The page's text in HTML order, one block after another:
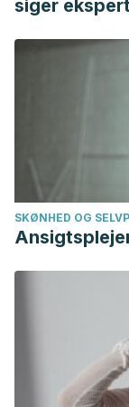
association
and risk of
García,
Gilarte,
lípidos séricos
de
Šuligoj, Tanja,
strains of
small
siger
SKØNHED OG